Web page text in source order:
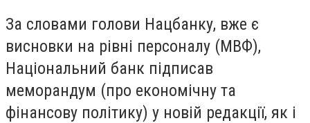
За словами голови Нацбанку, вже є
висновки на рівні персоналу (МВФ),
Національний банк підписав
меморандум (про економічну та
фінансову політику) у новій редакції, як і